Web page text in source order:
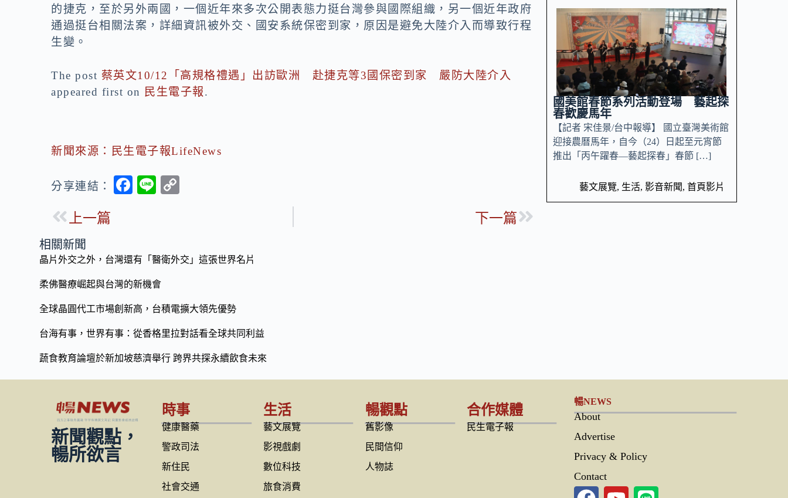
的捷克，至於另外兩國，一個近年來多次公開表態力挺台灣參與國際組織，另一個近年政府
通過挺台相關法案，詳細資訊被外交、國安系統保密到家，原因是避免大陸介入而導致行程
生變。
The post 蔡英文10/12「高規格禮遇」出訪歐洲 赴捷克等3國保密到家 嚴防大陸介入
appeared first on 民生電子報.
新聞來源：民生電子報LifeNews
分享連結：
F
o
o
Li
Li
上一篇 下一篇
國美館春節系列活動登場 藝起探
春歡慶馬年
【記者 宋佳景/台中報導】 國立臺灣美術館
迎接農曆馬年，自今（24）日起至元宵節
推出「丙午躍春—藝起探春」春節 […]
藝文展覽, 生活, 影音新聞, 首頁影片
相關新聞
晶片外交之外，台灣還有「醫衛外交」這張世界名片
柔佛醫療崛起與台灣的新機會
全球晶圓代工市場創新高，台積電擴大領先優勢
台海有事，世界有事：從香格里拉對話看全球共同利益
蔬食教育論壇於新加坡慈濟舉行 跨界共探永續飲食未來
新聞觀點，
暢所欲言
時事
健康醫藥
警政司法
新住民
社會交通
生活
藝文展覽
影視戲劇
數位科技
旅食消費
暢觀點
舊影像
民間信仰
人物誌
合作媒體
民生電子報
暢NEWS
About
Advertise
Privacy & Policy
Contact